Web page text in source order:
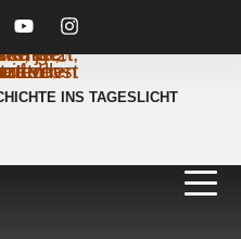
INS TAGESLICHT